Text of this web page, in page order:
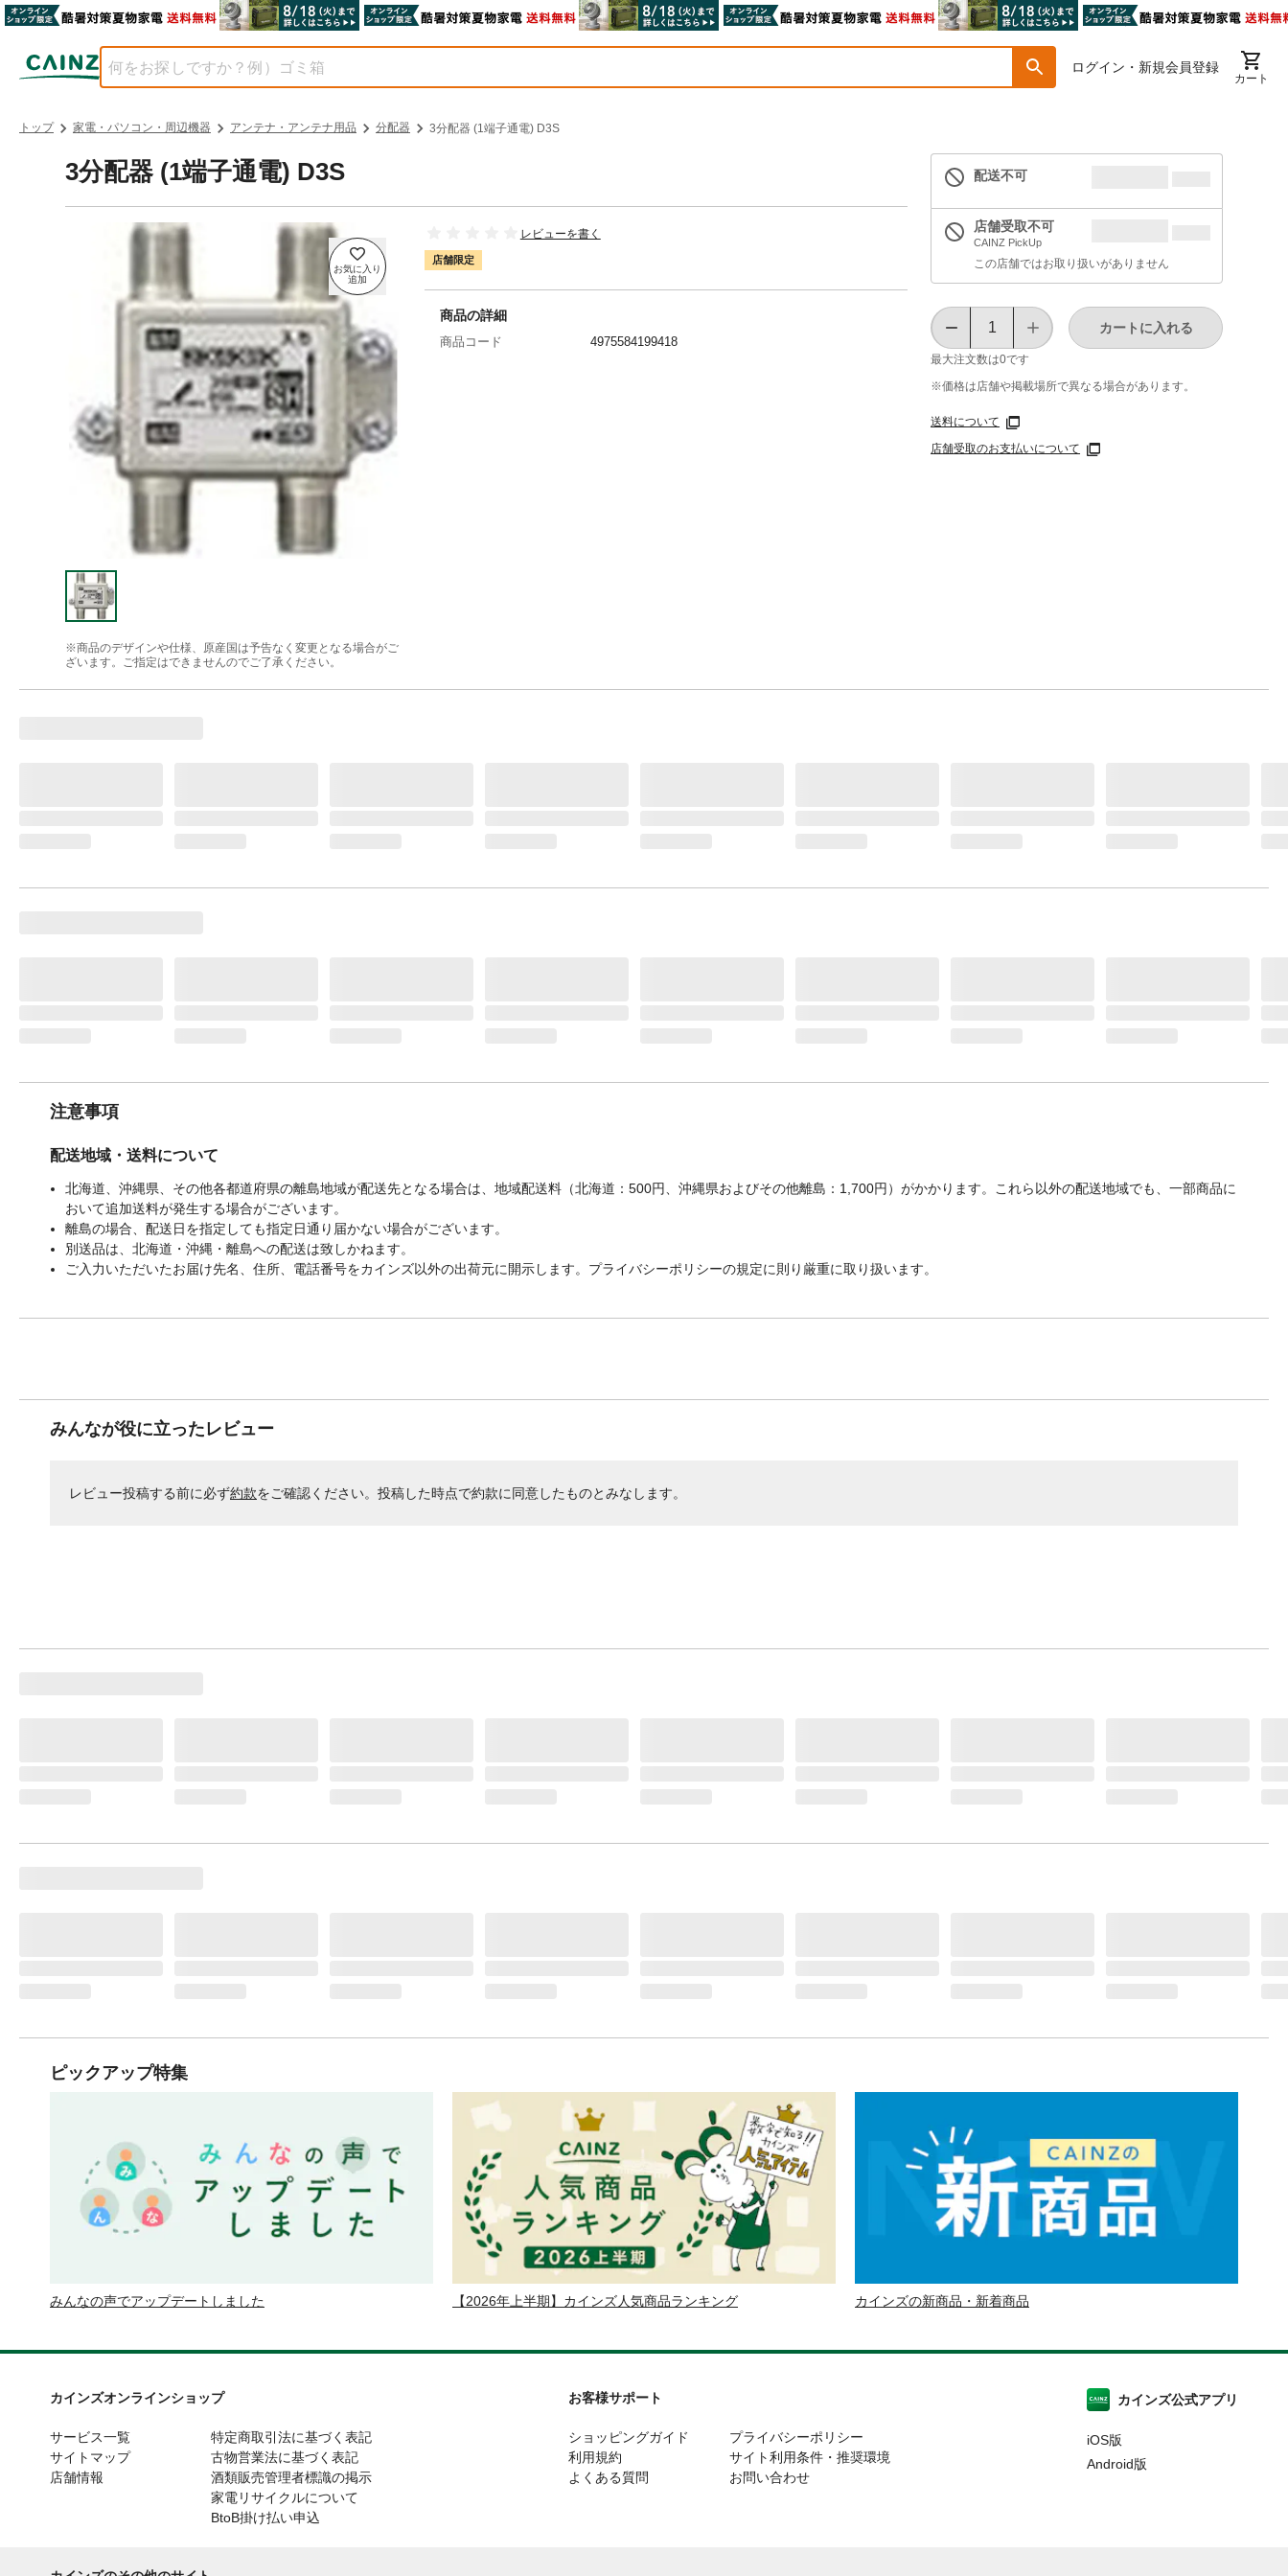
ログイン・新規会員登録
カート
トップ 家電・パソコン・周辺機器 アンテナ・アンテナ用品 分配器 3分配器 (1端子通電) D3S
3分配器 (1端子通電) D3S
※商品のデザインや仕様、原産国は予告なく変更となる場合がご
ざいます。ご指定はできませんのでご了承ください。
レビューを書く
店舗限定
配送不可
店舗受取不可
CAINZ PickUp
この店舗ではお取り扱いがありません
最大注文数は0です
カートに入れる
※価格は​店舗や​掲載場所で​異なる​場合が​あります。
送料について
店舗受取のお支払いについて
商品の詳細
商品コード 4975584199418
注意事項
配送地域・送料について
北海道、沖縄県、その他各都道府県の離島地域が配送先となる場合は、地域配送料（北海道：500円、沖縄県およびその他離島：1,700円）がかかります。これら以外の配送地域でも、一部商品に
おいて追加送料が発生する場合がございます。
離島の場合、配送日を指定しても指定日通り届かない場合がございます。
別送品は、北海道・沖縄・離島への配送は致しかねます。
ご入力いただいたお届け先名、住所、電話番号をカインズ以外の出荷元に開示します。プライバシーポリシーの規定に則り厳重に取り扱います。
みんなが役に立ったレビュー
レビュー投稿する前に必ず約款をご確認ください。投稿した時点で約款に同意したものとみなします。
ピックアップ特集
みんなの声でアップデートしました 【2026年上半期】カインズ人気商品ランキング カインズの新商品・新着商品
カインズオンラインショップ
サービス一覧
サイトマップ
店舗情報
特定商取引法に基づく表記
古物営業法に基づく表記
酒類販売管理者標識の掲示
家電リサイクルについて
BtoB掛け払い申込
お客様サポート
ショッピングガイド
利用規約
よくある質問
プライバシーポリシー
サイト利用条件・推奨環境
お問い合わせ
カインズ公式アプリ
iOS版
Android版